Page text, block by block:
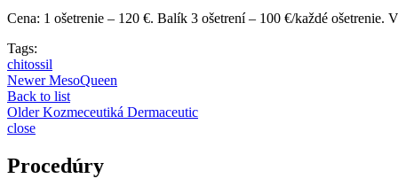
Cena: 1 ošetrenie – 120 €. Balík 3 ošetrení – 100 €/každé
Tags:
chitossil
Newer MesoQueen
Back to list
Older Kozmeceutiká Dermaceutic
close
Procedúry